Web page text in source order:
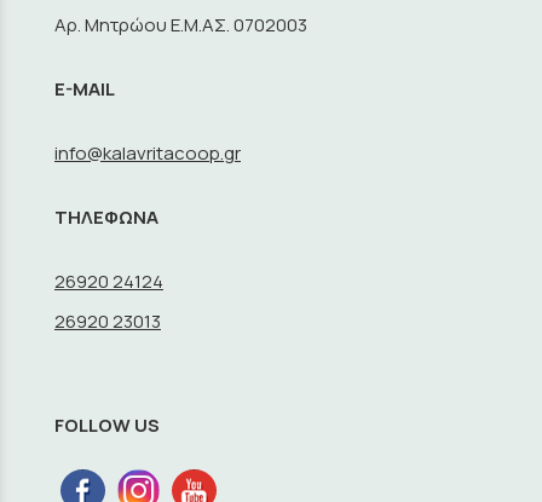
Αρ. Μητρώου Ε.Μ.ΑΣ. 0702003
E-MAIL
info@kalavritacoop.gr
ΤΗΛΕΦΩΝΑ
26920 24124
26920 23013
FOLLOW US